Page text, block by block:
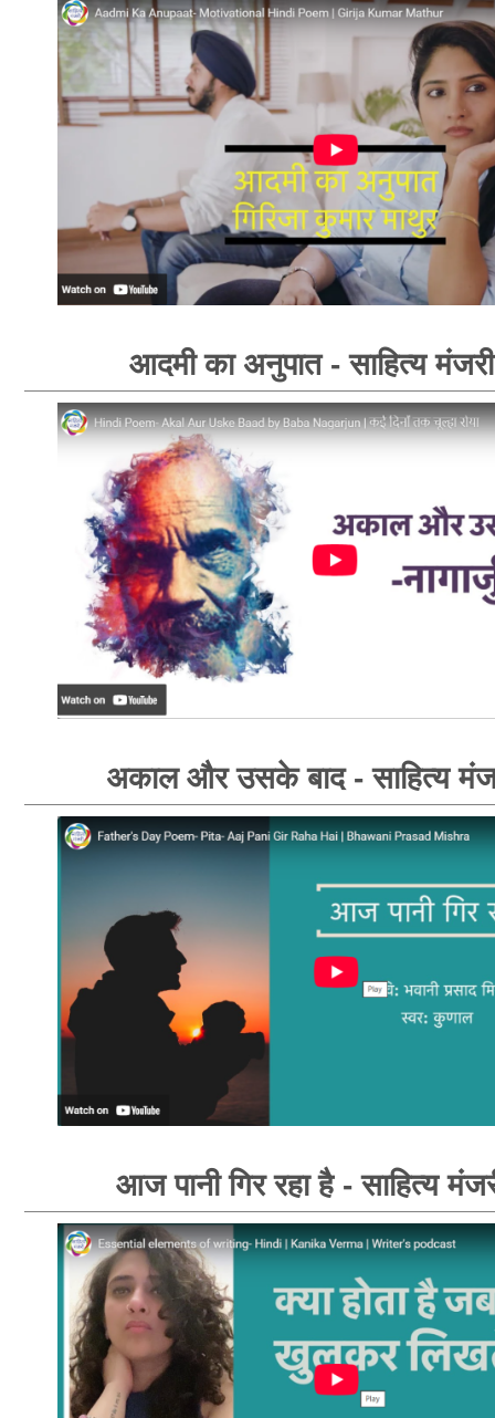
आदमी का अनुपात - साहित्य
अकाल और उसके बाद - साहित्य
आज पानी गिर रहा है - साहित्य